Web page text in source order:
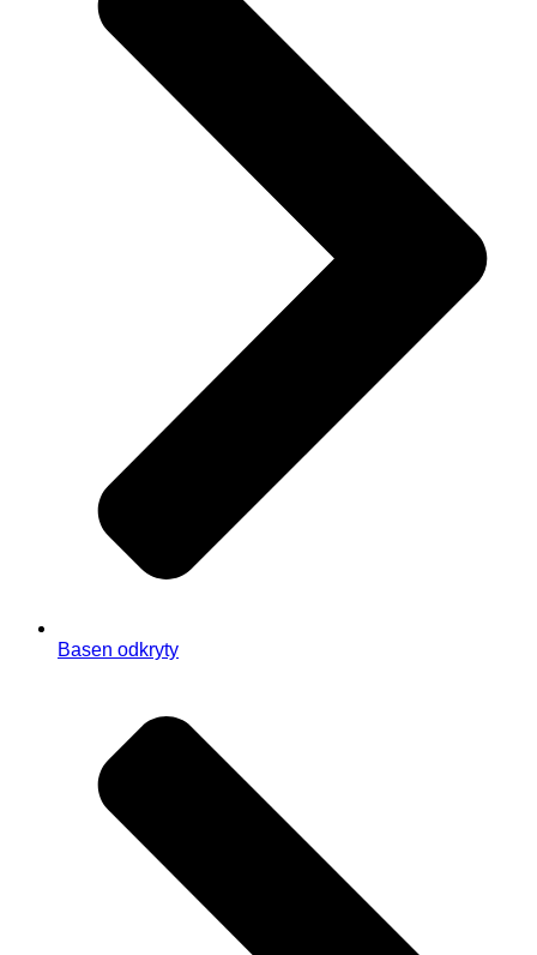
Basen odkryty